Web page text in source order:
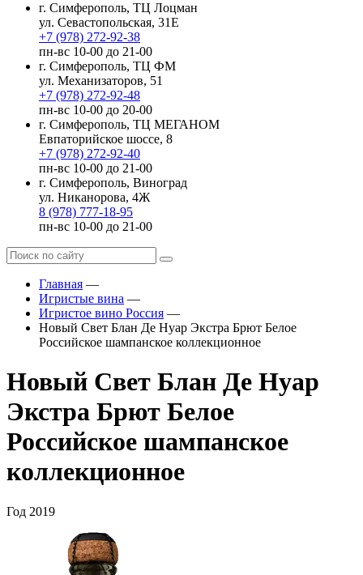
г. Симферополь, ТЦ Лоцман
ул. Севастопольская, 31Е
+7 (978) 272-92-38
пн-вс 10-00 до 21-00
г. Симферополь, ТЦ ФМ
ул. Механизаторов, 51
+7 (978) 272-92-48
пн-вс 10-00 до 20-00
г. Симферополь, ТЦ МЕГАНОМ
Евпаторийское шоссе, 8
+7 (978) 272-92-40
пн-вс 10-00 до 21-00
г. Симферополь, Виноград
ул. Никанорова, 4Ж
8 (978) 777-18-95
пн-вс 10-00 до 21-00
Главная —
Игристые вина —
Игристое вино Россия —
Новый Свет Блан Де Нуар Экстра Брют Белое
Российское шампанское коллекционное
Новый Свет Блан Де Нуар
Экстра Брют Белое
Российское шампанское
коллекционное
Год 2019